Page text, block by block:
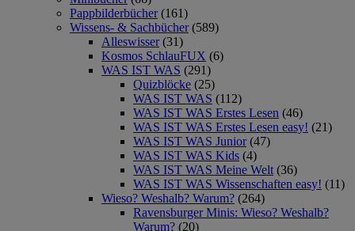
Pappbilderbücher (161)
Wissens- & Sachbücher (589)
Alleswisser (31)
Kosmos SchlauFUX (6)
WAS IST WAS (291)
Quizblöcke (25)
WAS IST WAS (112)
WAS IST WAS Erstes Lesen (46)
WAS IST WAS Erstes Lesen easy! (21)
WAS IST WAS Junior (47)
WAS IST WAS Kids (4)
WAS IST WAS Meine Welt (36)
WAS IST WAS Wissenschaften easy! (11)
Wieso? Weshalb? Warum? (264)
Ravensburger Minis: Wieso? Weshalb?
Warum? (20)